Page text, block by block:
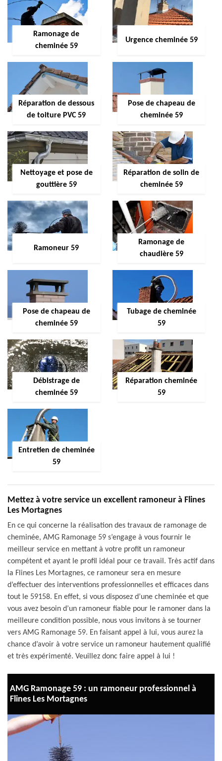
Ramonage de
cheminée 59
Urgence cheminée 59
Réparation de dessous
de toiture PVC 59
Pose de chapeau de
cheminée 59
Nettoyage et pose de
gouttière 59
Réparation de solin de
cheminée 59
Ramoneur 59
Ramonage de
chaudière 59
Pose de chapeau de
cheminée 59
Tubage de cheminée
59
Débistrage de
cheminée 59
Réparation cheminée
59
Entretien de cheminée
59
Mettez à votre service un excellent ramoneur à Flines
Les Mortagnes
En ce qui concerne la réalisation des travaux de ramonage de
cheminée, AMG Ramonage 59 s’engage à vous fournir le
meilleur service en mettant à votre profit un ramoneur
compétent et ayant le profil idéal pour ce travail. Très actif dans
la Flines Les Mortagnes, ce ramoneur sera en mesure
d’effectuer des interventions professionnelles et efficaces dans
tout le 59158. En effet, si vous disposez d’une cheminée et que
vous avez besoin d’un ramoneur fiable pour le ramoner dans la
meilleure condition possible, nous vous invitons à se tourner
vers AMG Ramonage 59. En faisant appel à lui, vous aurez la
chance d’avoir à votre service un ramoneur hautement qualifié
et très expérimenté. Veuillez donc faire appel à lui !
AMG Ramonage 59 : un ramoneur professionnel à
Flines Les Mortagnes